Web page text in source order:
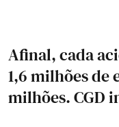
Afinal, cada
1,6 milhões de
milhões. CGD